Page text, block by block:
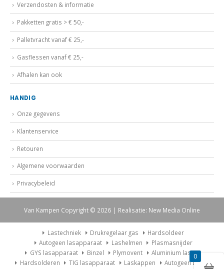
Verzendosten & informatie
Pakketten gratis > € 50,-
Palletvracht vanaf € 25,-
Gasflessen vanaf € 25,-
Afhalen kan ook
HANDIG
Onze gegevens
Klantenservice
Retouren
Algemene voorwaarden
Privacybeleid
Van Kampen Copyright © 2026 | Realisatie: New Media Online
Lastechniek Drukregelaar gas
Hardsoldeer
Autogeen lasapparaat
Lashelmen
Plasmasnijder
GYS lasapparaat
Binzel Plymovent
Aluminium lassen
Hardsolderen
TIG lasapparaat Laskappen
Autogeen Lasset
0